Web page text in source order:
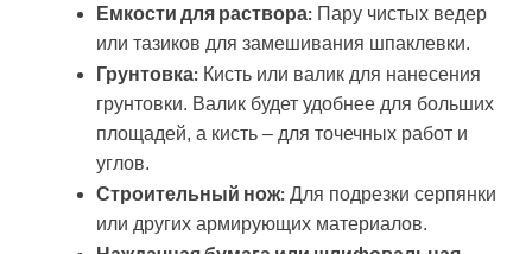
Емкости для раствора: Пару чистых ведер
или тазиков для замешивания шпаклевки.
Грунтовка: Кисть или валик для нанесения
грунтовки. Валик будет удобнее для больших
площадей, а кисть – для точечных работ и
углов.
Строительный нож: Для подрезки серпянки
или других армирующих материалов.